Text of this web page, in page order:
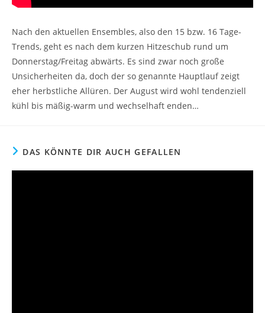
Nach den aktuellen Ensembles, also den 15 bzw. 16 Tage-
Trends, geht es nach dem kurzen Hitzeschub rund um
Donnerstag/Freitag abwärts. Es sind zwar noch große
Unsicherheiten da, doch der so genannte Hauptlauf zeigt
eher herbstliche Allüren. Der August wird wohl tendenziell
kühl bis mäßig-warm und wechselhaft enden…
DAS KÖNNTE DIR AUCH GEFALLEN